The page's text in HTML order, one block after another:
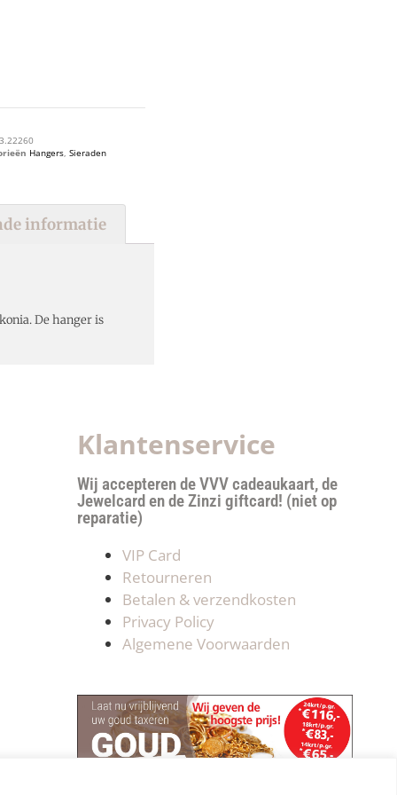
Hangers, Sieraden
informatie
De hanger is
Klantenservice
Wij accepteren de VVV cadeaukaart, de
Jewelcard en de Zinzi giftcard! (niet op
reparatie)
VIP Card
Retourneren
Betalen & verzendkosten
Privacy Policy
Algemene Voorwaarden